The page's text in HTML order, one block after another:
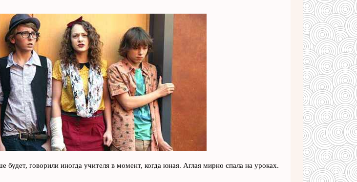
будет, говорили иногда учителя в момент, когда юная. Аглая мирно спала на уроках.